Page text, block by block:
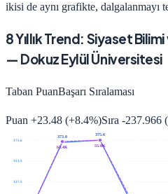
ikisi de aynı grafikte, dalgalanmayı
8Yıllık Trend: Siyaset Bilimi
— Dokuz Eylül Üniversitesi
Taban PuanBaşarı Sıralaması
Puan +23.48 (+8.4%)Sıra -237.966 (
375.6
351.5
327.5
373.0
375.6
63.4K 55.0K